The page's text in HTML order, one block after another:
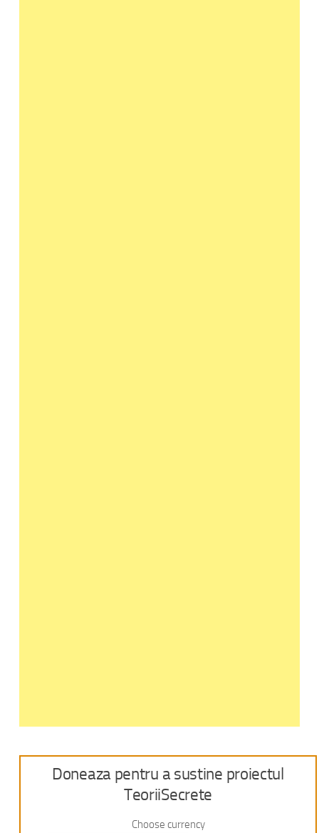
Doneaza pentru a sustine proiectul
TeoriiSecrete
Choose currency